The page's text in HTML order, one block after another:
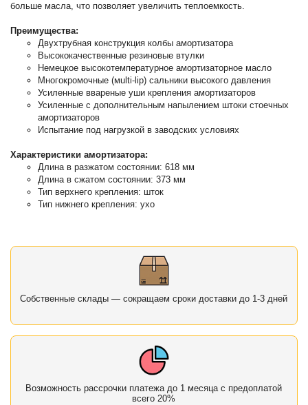
больше масла, что позволяет увеличить теплоемкость.
Преимущества:
Двухтрубная конструкция колбы амортизатора
Высококачественные резиновые втулки
Немецкое высокотемпературное амортизаторное масло
Многокромочные (мulti-lip) сальники высокого давления
Усиленные ввареные уши крепления амортизаторов
Усиленные с дополнительным напылением штоки стоечных
амортизаторов
Испытание под нагрузкой в заводских условиях
Характеристики амортизатора:
Длина в разжатом состоянии: 618 мм
Длина в сжатом состоянии: 373 мм
Тип верхнего крепления: шток
Тип нижнего крепления: ухо
Собственные склады — сокращаем сроки доставки до 1-3 дней
Возможность рассрочки платежа до 1 месяца с предоплатой
всего 20%